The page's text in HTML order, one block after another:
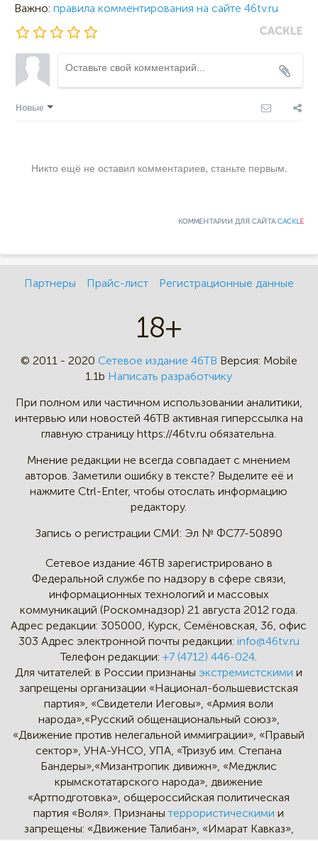
Важно: правила комментирования на сайте 46tv.ru
Новые
Никто ещё не оставил комментариев, станьте первым.
КОММЕНТАРИИ ДЛЯ САЙТАCACKLE
Партнеры Прайс-лист Регистрационные данные
18+
© 2011 - 2020 Сетевое издание 46ТВ Версия: Mobile
1.1b Написать разработчику
При полном или частичном использовании аналитики,
интервью или новостей 46TB активная гиперссылка на
главную страницу https://46tv.ru обязательна.
Мнение редакции не всегда совпадает с мнением
авторов. Заметили ошибку в тексте? Выделите её и
нажмите Ctrl-Enter, чтобы отослать информацию
редактору.
Запись о регистрации СМИ: Эл № ФС77-50890
Сетевое издание 46ТВ зарегистрировано в
Федеральной службе по надзору в сфере связи,
информационных технологий и массовых
коммуникаций (Роскомнадзор) 21 августа 2012 года.
Адрес редакции: 305000, Курск, Семёновская, 36, офис
303 Адрес электронной почты редакции: info@46tv.ru
Телефон редакции: +7 (4712) 446-024
Для читателей: в России признаныэкстремистскими и
запрещены организации «Национал-большевистская
партия», «Свидетели Иеговы», «Армия воли
народа»,«Русский общенациональный союз»,
«Движение против нелегальной иммиграции», «Правый
сектор», УНА-УНСО, УПА, «Тризуб им. Степана
Бандеры»,«Мизантропик дивижн», «Меджлис
крымскотатарского народа», движение
«Артподготовка», общероссийская политическая
партия «Воля». Признанытеррористическими и
запрещены: «Движение Талибан», «Имарат Кавказ»,